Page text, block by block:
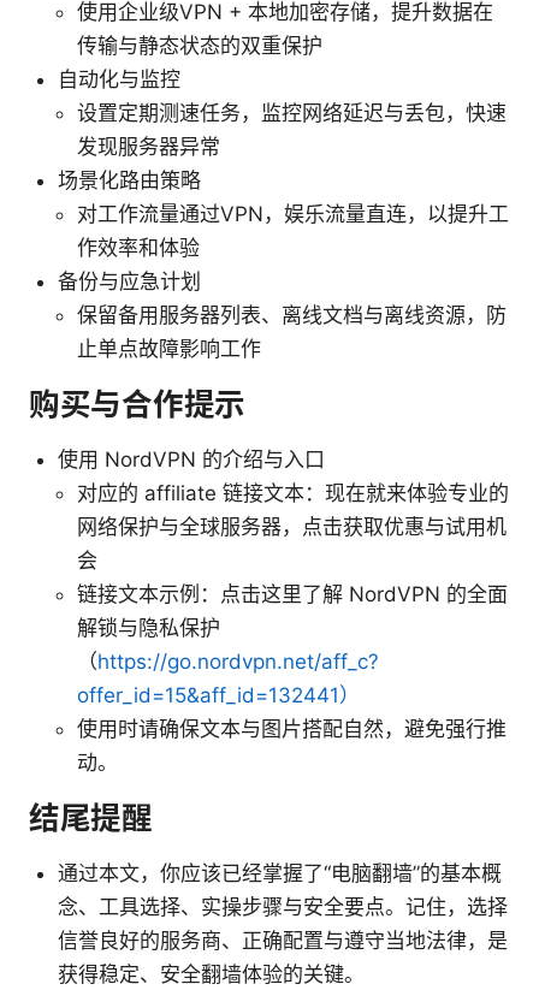
使用企业级VPN + 本地加密存储，提升数据在
传输与静态状态的双重保护
自动化与监控
设置定期测速任务，监控网络延迟与丢包，快速
发现服务器异常
场景化路由策略
对工作流量通过VPN，娱乐流量直连，以提升工
作效率和体验
备份与应急计划
保留备用服务器列表、离线文档与离线资源，防
止单点故障影响工作
购买与合作提示
使用 NordVPN 的介绍与入口
对应的 affiliate 链接文本：现在就来体验专业的
网络保护与全球服务器，点击获取优惠与试用机
会
链接文本示例：点击这里了解 NordVPN 的全面
解锁与隐私保护
（https://go.nordvpn.net/aff_c?
offer_id=15&aff_id=132441）
使用时请确保文本与图片搭配自然，避免强行推
动。
结尾提醒
通过本文，你应该已经掌握了“电脑翻墙”的基本概
念、工具选择、实操步骤与安全要点。记住，选择
信誉良好的服务商、正确配置与遵守当地法律，是
获得稳定、安全翻墙体验的关键。